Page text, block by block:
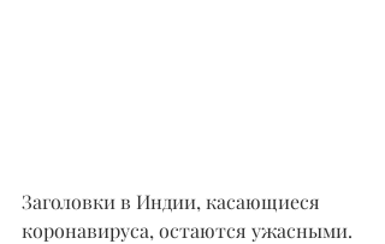
Заголовки в Индии, касающиеся
коронавируса, остаются ужасными.